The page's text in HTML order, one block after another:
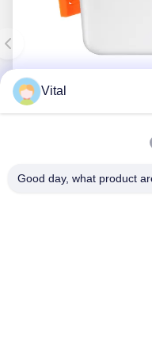
Obtenha o
Vital
Good day, what product